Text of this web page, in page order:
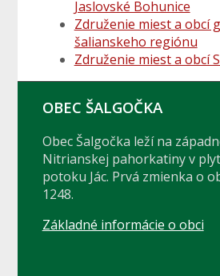
Jaslovské Bohunice
Združenie miest a obcí
šalianskeho regiónu
Združenie miest a obcí
OBEC ŠALGOČKA
Obec Šalgočka leží na
Nitrianskej pahorkatiny v
potoku Jác. Prvá zmienka o
1248.
Základné informácie o obci